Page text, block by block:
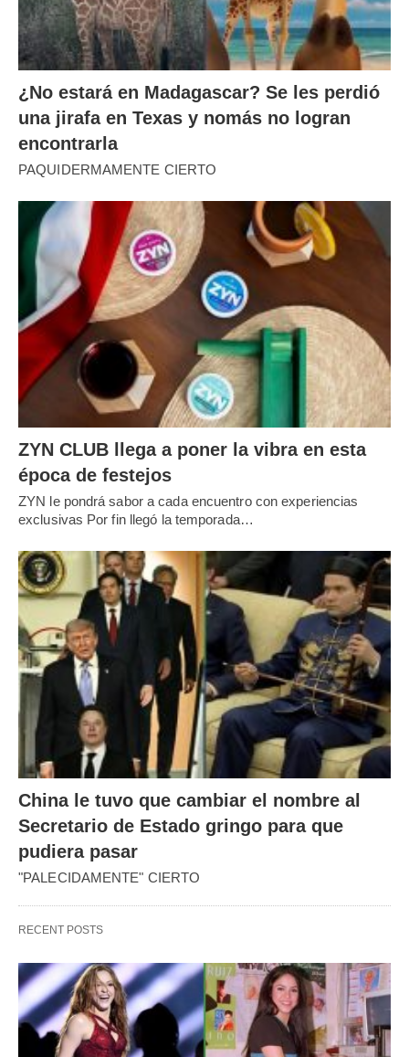
¿No estará en Madagascar? Se les perdió
una jirafa en Texas y nomás no logran
encontrarla
PAQUIDERMAMENTE CIERTO
ZYN CLUB llega a poner la vibra en esta
época de festejos
ZYN le pondrá sabor a cada encuentro con experiencias
exclusivas Por fin llegó la temporada…
China le tuvo que cambiar el nombre al
Secretario de Estado gringo para que
pudiera pasar
"PALECIDAMENTE" CIERTO
RECENT POSTS